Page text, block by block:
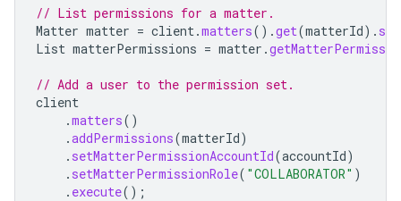
// List permissions for a matter.
Matter matter = client.matters().get(matterId).
List matterPermissions = matter .
// Add a user to the permission set.
client
.matters()
.addPermissions(matterId)
. setMatterPermissionAccountId(accountId)
. setMatterPermissionRole( "COLLABORATOR" )
. execute();